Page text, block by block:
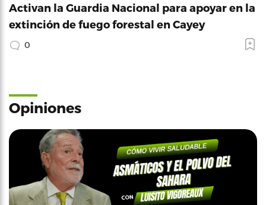
Activan la Guardia Nacional para apoyar en la
extinción de fuego forestal en Cayey
0
Opiniones